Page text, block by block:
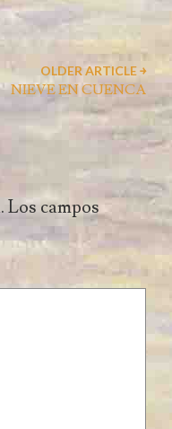
OLDER ARTICLE ￫
NIEVE EN CUENCA
Los campos